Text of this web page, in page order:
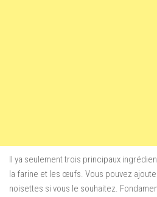
Il ya seulement trois principaux
la farine et les œufs. Vous pouvez
noisettes si vous le souhaitez.